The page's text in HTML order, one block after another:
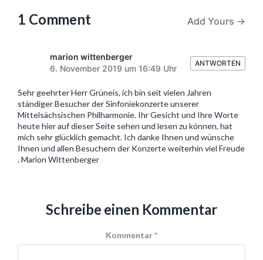
1 Comment Add Yours →
marion wittenberger
6. November 2019 um 16:49 Uhr
Sehr geehrter Herr Grüneis, ich bin seit vielen Jahren
ständiger Besucher der Sinfoniekonzerte unserer
Mittelsächsischen Philharmonie. Ihr Gesicht und Ihre Worte
heute hier auf dieser Seite sehen und lesen zu können, hat
mich sehr glücklich gemacht. Ich danke Ihnen und wünsche
Ihnen und allen Besuchern der Konzerte weiterhin viel Freude
. Marion Wittenberger
ANTWORTEN
Schreibe einen Kommentar
Kommentar*